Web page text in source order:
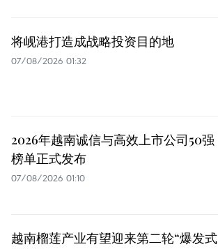
将岘港打造成战略投资目的地
07/08/2026 01:32
2026年越南诚信与高效上市公司50强
榜单正式发布
07/08/2026 01:10
越南榴莲产业有望迎来第二轮“爆发式